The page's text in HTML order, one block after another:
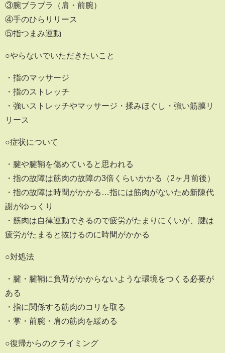
③腕ブラブラ（肩・前腕）
④手のひらリリース
⑤指つまみ運動
○やらないでいただきたいこと
・指のマッサージ
・指のストレッチ
・強いストレッチやマッサージ・揉みほぐし・強い筋膜リ
リース
○症状について
・腱や腱鞘を傷めていると思われる
・指の故障は筋肉の故障の3倍くらいかかる（2ヶ月前後）
・指の故障は時間がかかる…指には筋肉がないため新陳代
謝がゆっくり
・筋肉は自律運動できるので疲労がたまりにくいが、腱は
疲労がたまると抜けるのに時間がかかる
○対処法
・腱・腱鞘に負荷がかからないような環境をつくる必要が
ある
・指に関係する筋肉のコリを取る
・掌・前腕・肩の筋肉を緩める
○復帰からのクライミング